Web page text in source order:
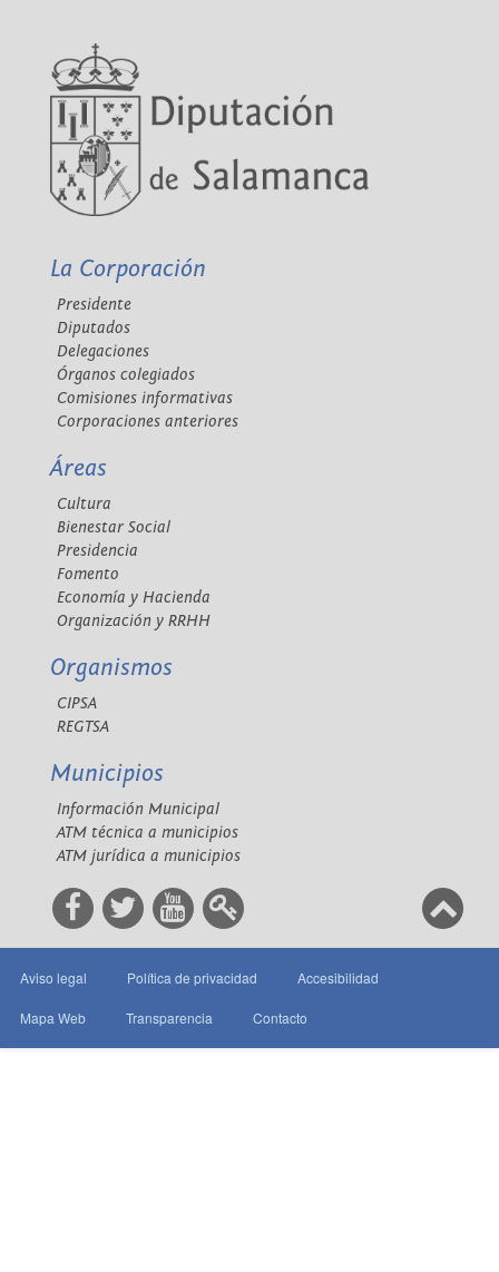
La Corporación
Presidente
Diputados
Delegaciones
Órganos colegiados
Comisiones informativas
Corporaciones anteriores
Áreas
Cultura
Bienestar Social
Presidencia
Fomento
Economía y Hacienda
Organización y RRHH
Organismos
CIPSA
REGTSA
Municipios
Información Municipal
ATM técnica a municipios
ATM jurídica a municipios
Aviso legal Política de privacidad Accesibilidad
Mapa Web Transparencia Contacto